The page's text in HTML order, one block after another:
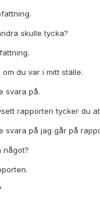
skulle tycka?
du var i mitt ställe.
svara på.
rapporten tycker du
svara på jag går på
något?